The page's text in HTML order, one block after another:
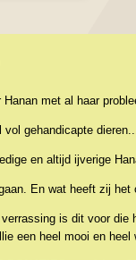
met al haar
gehandicapte
en altijd ijverige
En wat heeft zij het
is dit voor
een heel mooi en